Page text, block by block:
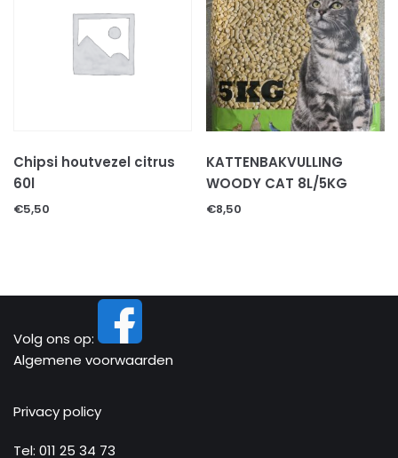
Chipsi houtvezel citrus
60l
€5,50
KATTENBAKVULLING
WOODY CAT 8L/5KG
€8,50
Volg ons op:
Algemene voorwaarden
Privacy policy
Tel: 011 25 34 73